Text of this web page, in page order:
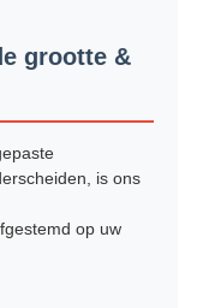
grootte &
is ons
op uw